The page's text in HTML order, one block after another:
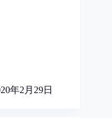
年2月29日